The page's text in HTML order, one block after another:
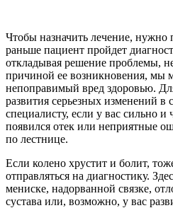
Чтобы назначить лечение,
раньше пациент пройдет
откладывая решение проблемы,
причиной ее возникновения, мы
непоправимый вред здоровью.
развития серьезных изменений в
специалисту, если у вас сильно и
появился отек или неприятные
по лестнице.
Если колено хрустит и болит,
отправляться на диагностику.
мениске, надорванной связке,
сустава или, возможно, у вас